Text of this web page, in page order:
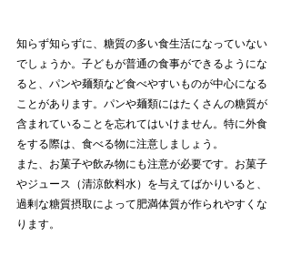
知らず知らずに、糖質の多い食生活になっていない
でしょうか。子どもが普通の食事ができるようにな
ると、パンや麺類など食べやすいものが中心になる
ことがあります。パンや麺類にはたくさんの糖質が
含まれていることを忘れてはいけません。特に外食
をする際は、食べる物に注意しましょう。
また、お菓子や飲み物にも注意が必要です。お菓子
やジュース（清涼飲料水）を与えてばかりいると、
過剰な糖質摂取によって肥満体質が作られやすくな
ります。